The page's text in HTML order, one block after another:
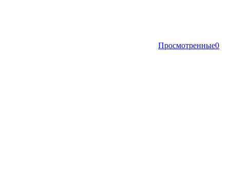
Просмотренные0